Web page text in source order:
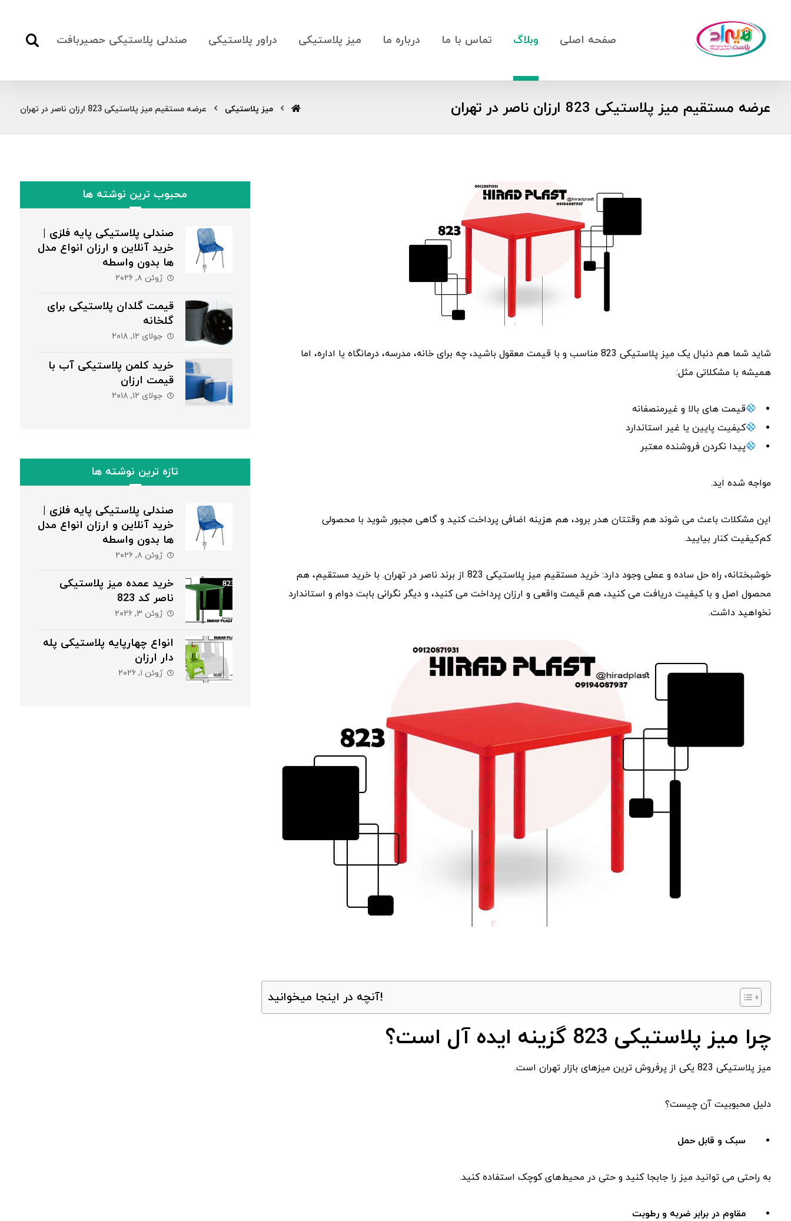
صفحه اصلی وبلاگ تماس با ما درباره ما میز پلاستیکی دراور پلاستیکی صندلی پلاستیکی حصیربافت
عرضه مستقیم میز پلاستیکی 823 ارزان ناصر در تهران میز پلاستیکی عرضه مستقیم میز پلاستیکی 823 ارزان ناصر در تهران
شاید شما هم دنبال یک میز پلاستیکی 823 مناسب و با قیمت معقول باشید، چه برای خانه، مدرسه، درمانگاه یا اداره، اما
همیشه با مشکلاتی مثل:
قیمت‌ های بالا و غیرمنصفانه
کیفیت پایین یا غیر استاندارد
پیدا نکردن فروشنده معتبر
مواجه شده ‌اید.
این مشکلات باعث می ‌شوند هم وقتتان هدر برود، هم هزینه اضافی پرداخت کنید و گاهی مجبور شوید با محصولی
کم‌کیفیت کنار بیایید.
خوشبختانه، راه حل ساده و عملی وجود دارد: خرید مستقیم میز پلاستیکی 823 از برند ناصر در تهران. با خرید مستقیم، هم
محصول اصل و با کیفیت دریافت می‌ کنید، هم قیمت واقعی و ارزان پرداخت می ‌کنید، و دیگر نگرانی بابت دوام و استاندارد
نخواهید داشت.
آنچه در اینجا میخوانید!
چرا میز پلاستیکی 823 گزینه ایده ‌آل است؟
میز پلاستیکی 823 یکی از پرفروش ‌ترین میزهای بازار تهران است.
دلیل محبوبیت آن چیست؟
سبک و قابل حمل
به راحتی می‌ توانید میز را جابجا کنید و حتی در محیط‌های کوچک استفاده کنید.
مقاوم در برابر ضربه و رطوبت
محبوب ترین نوشته ها
صندلی پلاستیکی پایه فلزی |
خرید آنلاین و ارزان انواع مدل
ها بدون واسطه
ژوئن ۸, ۲۰۲۶
قیمت گلدان پلاستیکی برای
گلخانه
جولای ۱۲, ۲۰۱۸
خرید کلمن پلاستیکی آب با
قیمت ارزان
جولای ۱۲, ۲۰۱۸
تازه ترین نوشته ها
صندلی پلاستیکی پایه فلزی |
خرید آنلاین و ارزان انواع مدل
ها بدون واسطه
ژوئن ۸, ۲۰۲۶
خرید عمده میز پلاستیکی
ناصر کد 823
ژوئن ۳, ۲۰۲۶
انواع چهارپایه پلاستیکی پله
دار ارزان
ژوئن ۱, ۲۰۲۶